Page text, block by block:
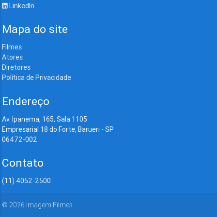
LinkedIn
Mapa do site
Filmes
Atores
Diretores
Política de Privacidade
Endereço
Av. Ipanema, 165, Sala 1105
Empresarial 18 do Forte, Barueri - SP
06472-002
Contato
(11) 4052-2500
© 2026 Imagem Filmes